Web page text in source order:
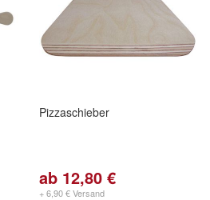
Pizzaschieber
ab 12,80 €
+ 6,90 € Versand